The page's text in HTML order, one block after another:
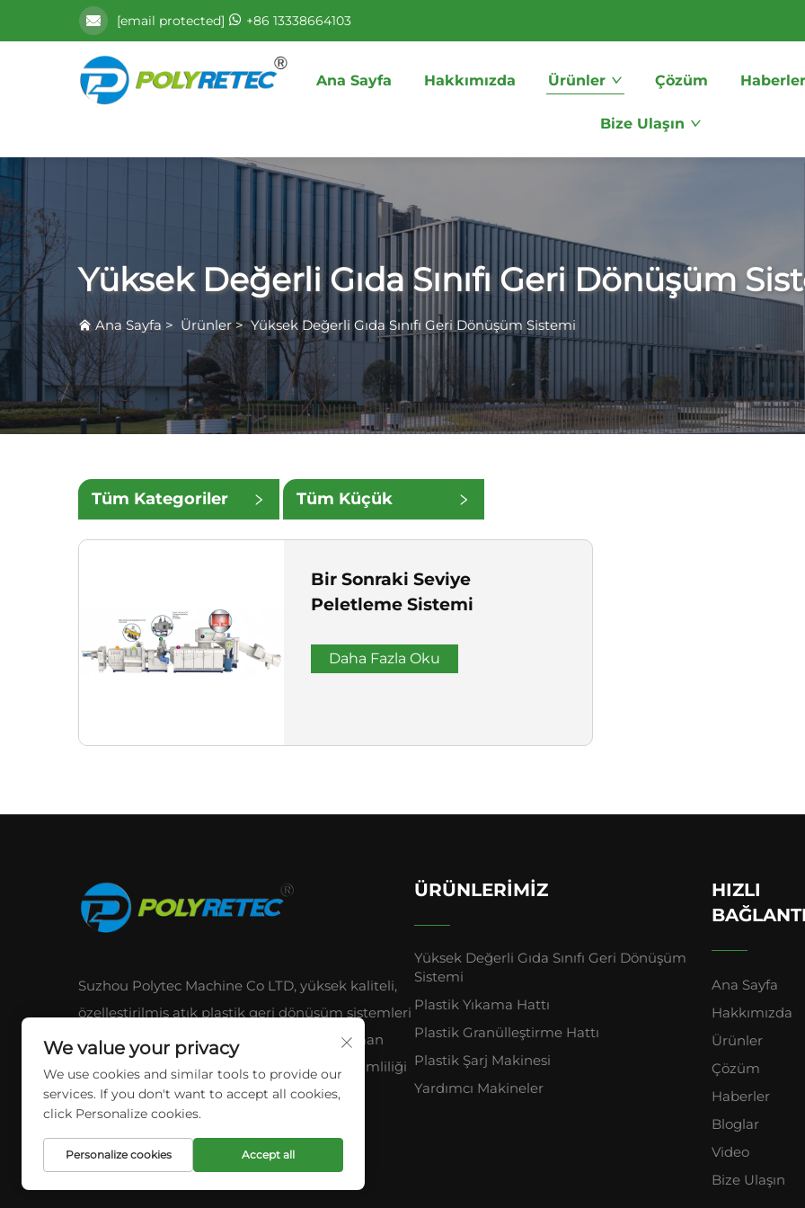
[email protected] +86 13338664103
Ana Sayfa Hakkımızda Ürünler Çözüm Haberler
Bize Ulaşın
Yüksek Değerli Gıda Sınıfı Geri Dönüşüm
Ana Sayfa > Ürünler>Yüksek Değerli Gıda Sınıfı Geri Dönüşüm Sistemi
Tüm Kategoriler Tüm Küçük
Kategoriler
Bir Sonraki Seviye
Peletleme Sistemi
Daha Fazla Oku
Suzhou Polytec Machine Co LTD, yüksek kaliteli,
özelleştirilmiş atık plastik geri dönüşüm sistemleri
sunmaktadır. Gelişmiş teknolojimiz ve uzman
hizmetimiz, küresel müşterilerimiz için verimliliği
ve sürdürülebilirliği optimize eder.
ÜRÜNLERIMIZ
Yüksek Değerli Gıda Sınıfı Geri Dönüşüm
Sistemi
Plastik Yıkama Hattı
Plastik Granülleştirme Hattı
Plastik Şarj Makinesi
Yardımcı Makineler
HIZLI
Ana Sayfa
Hakkımızda
Ürünler
Çözüm
Haberler
Bloglar
Video
Bize Ulaşın
We value your privacy
We use cookies and similar tools to provide our
services. If you don't want to accept all cookies,
click Personalize cookies.
Personalize cookies Accept all